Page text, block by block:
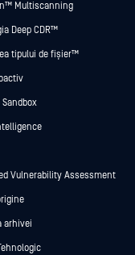
Multiscanning
Deep CDR™
tipului de fișier™
Vulnerability Assessment
arhivei